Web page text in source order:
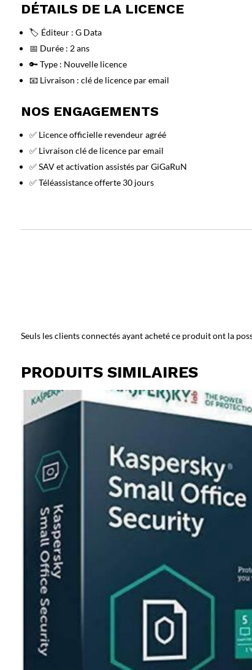
DÉTAILS DE LA LICENCE
🏷️ Éditeur : G Data
📅 Durée : 2 ans
🔑 Type : Nouvelle licence
📧 Livraison : clé de licence par email
NOS ENGAGEMENTS
✅ Licence officielle revendeur agréé
✅ Livraison clé de licence par email
✅ SAV et activation assistés par GiGaRuN
✅ Téléassistance offerte 30 jours
Seuls les clients connectés ayant acheté ce produit ont la
PRODUITS SIMILAIRES